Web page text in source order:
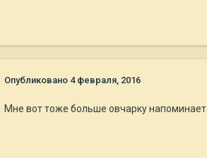
Опубликовано 4 февраля, 2016
Мне вот тоже больше овчарку напоминает.